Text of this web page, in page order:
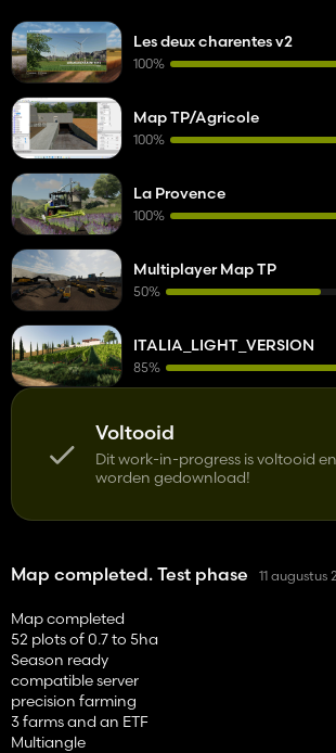
Voltooid
Dit work-in-progress is voltooid
worden gedownload!
Map completed. Test phase 11 augustus
Map completed
52 plots of 0.7 to 5ha
Season ready
compatible server
precision farming
3 farms and an ETF
Multiangle
Les deux charentes v2
100%
Map TP/Agricole
100%
La Provence
100%
Multiplayer Map TP
50%
ITALIA_LIGHT_VERSION
85%